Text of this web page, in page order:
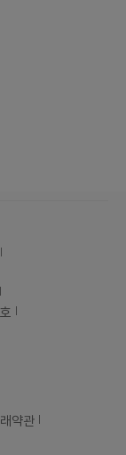
약관